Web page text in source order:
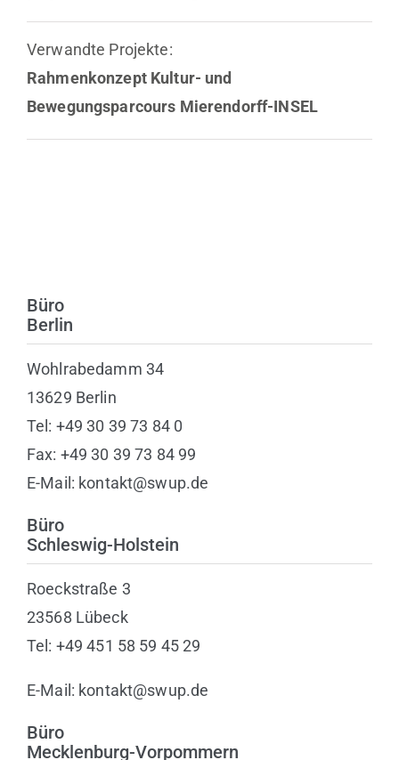
Verwandte Projekte:
Rahmenkonzept Kultur- und
Bewegungsparcours Mierendorff-INSEL
Büro
Berlin
Wohlrabedamm 34
13629 Berlin
Tel: +49 30 39 73 84 0
Fax: +49 30 39 73 84 99
E-Mail: kontakt@swup.de
Büro
Schleswig-Holstein
Roeckstraße 3
23568 Lübeck
Tel: +49 451 58 59 45 29
E-Mail: kontakt@swup.de
Büro
Mecklenburg-Vorpommern